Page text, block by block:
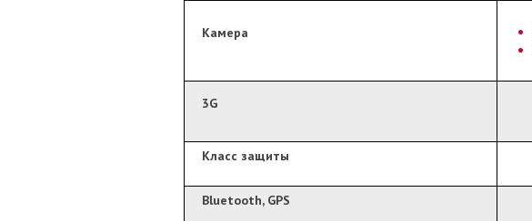
Камера
3G
Класс защиты
Bluetooth, GPS